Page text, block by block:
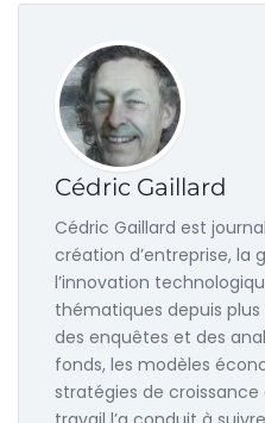
Cédric Gaillard
Cédric Gaillard est
création d’entreprise,
l’innovation
thématiques depuis
des enquêtes et des
fonds, les modèles
stratégies de croissance